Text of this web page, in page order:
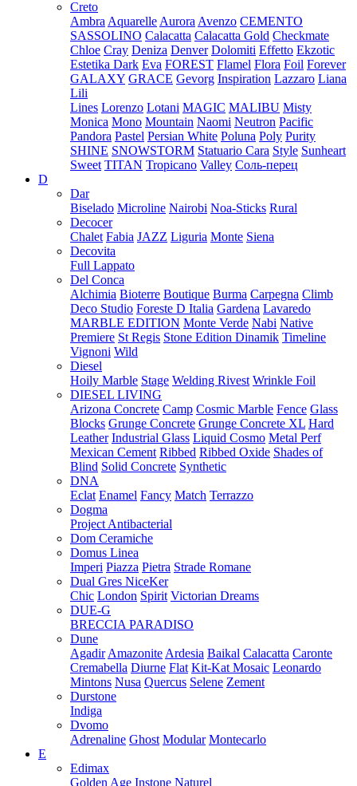
Creto
Ambra Aquarelle Aurora Avenzo CEMENTO
SASSOLINO Calacatta Calacatta Gold Checkmate
Chloe Cray Deniza Denver Dolomiti Effetto Ekzotic
Estetika Dark Eva FOREST Flamel Flora Foil Forever
GALAXY GRACE Gevorg Inspiration Lazzaro Liana
Lili
Lines Lorenzo Lotani MAGIC MALIBU Misty
Monica Mono Mountain Naomi Neutron Pacific
Pandora Pastel Persian White Poluna Poly Purity
SHINE SNOWSTORM Statuario Cara Style Sunheart
Sweet TITAN Tropicano Valley Соль-перец
D
Dar
Biselado Microline Nairobi Noa-Sticks Rural
Decocer
Chalet Fabia JAZZ Liguria Monte Siena
Decovita
Full Lappato
Del Conca
Alchimia Bioterre Boutique Burma Carpegna Climb
Deco Studio Foreste D Italia Gardena Lavaredo
MARBLE EDITION Monte Verde Nabi Native
Premiere St Regis Stone Edition Dinamik Timeline
Vignoni Wild
Diesel
Hoily Marble Stage Welding Rivest Wrinkle Foil
DIESEL LIVING
Arizona Concrete Camp Cosmic Marble Fence Glass
Blocks Grunge Concrete Grunge Concrete XL Hard
Leather Industrial Glass Liquid Cosmo Metal Perf
Mexican Cement Ribbed Ribbed Oxide Shades of
Blind Solid Concrete Synthetic
DNA
Eclat Enamel Fancy Match Terrazzo
Dogma
Project Antibacterial
Dom Ceramiche
Domus Linea
Imperi Piazza Pietra Strade Romane
Dual Gres NiceKer
Chic London Spirit Victorian Dreams
DUE-G
BRECCIA PARADISO
Dune
Agadir Amazonite Ardesia Baikal Calacatta Caronte
Cremabella Diurne Flat Kit-Kat Mosaic Leonardo
Mintons Nusa Quercus Selene Zement
Durstone
Indiga
Dvomo
Adrenaline Ghost Modular Montecarlo
E
Edimax
Golden Age Instone Naturel